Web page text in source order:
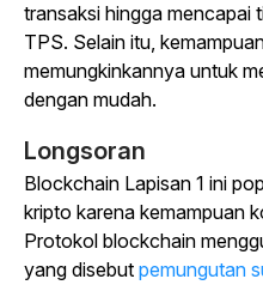
transaksi hingga mencapai
TPS. Selain itu,
memungkinkannya untuk
dengan mudah.
Longsoran
Blockchain Lapisan 1 ini
kripto karena kemampuan
Protokol blockchain
yang disebut pemungutan